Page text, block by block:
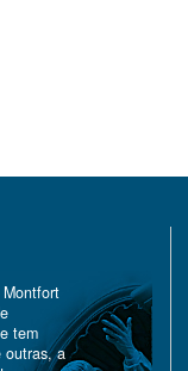
tem
outras, a